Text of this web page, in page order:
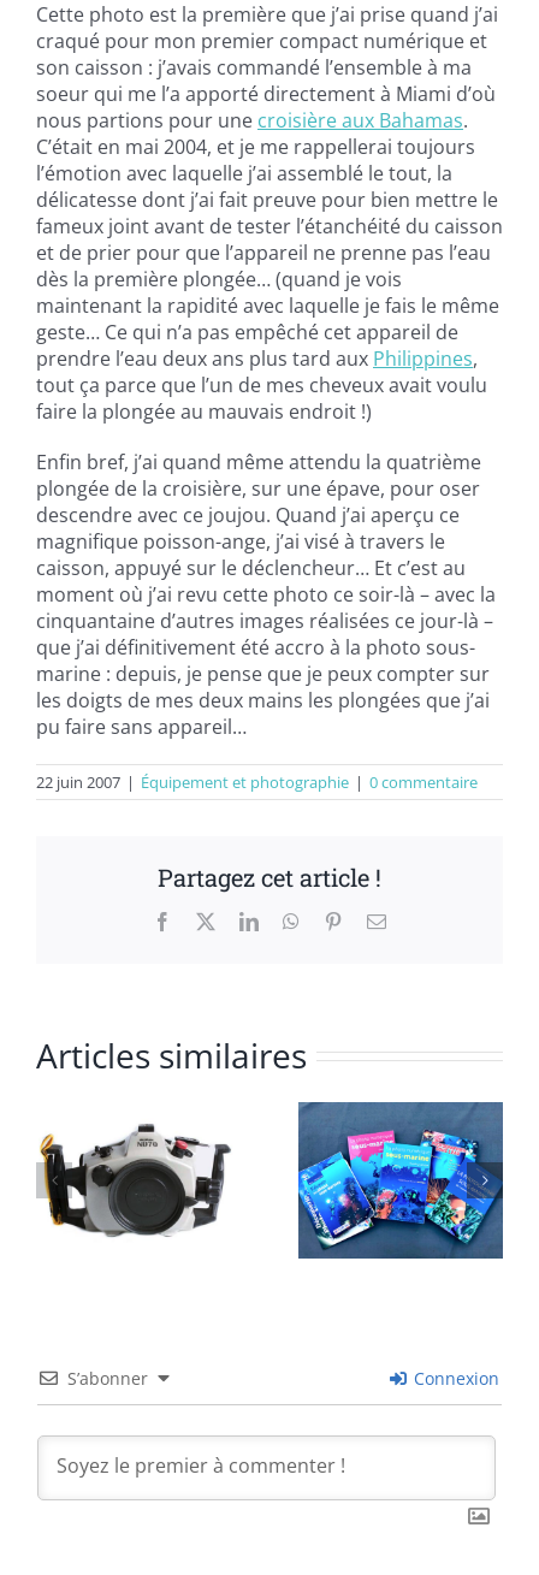
Cette photo est la première que j’ai prise quand j’ai
craqué pour mon premier compact numérique et
son caisson : j’avais commandé l’ensemble à ma
soeur qui me l’a apporté directement à Miami d’où
nous partions pour une croisière aux Bahamas.
C’était en mai 2004, et je me rappellerai toujours
l’émotion avec laquelle j’ai assemblé le tout, la
délicatesse dont j’ai fait preuve pour bien mettre le
fameux joint avant de tester l’étanchéité du caisson
et de prier pour que l’appareil ne prenne pas l’eau
dès la première plongée… (quand je vois
maintenant la rapidité avec laquelle je fais le même
geste… Ce qui n’a pas empêché cet appareil de
prendre l’eau deux ans plus tard aux Philippines,
tout ça parce que l’un de mes cheveux avait voulu
faire la plongée au mauvais endroit !)
Enfin bref, j’ai quand même attendu la quatrième
plongée de la croisière, sur une épave, pour oser
descendre avec ce joujou. Quand j’ai aperçu ce
magnifique poisson-ange, j’ai visé à travers le
caisson, appuyé sur le déclencheur… Et c’est au
moment où j’ai revu cette photo ce soir-là – avec la
cinquantaine d’autres images réalisées ce jour-là –
que j’ai définitivement été accro à la photo sous-
marine : depuis, je pense que je peux compter sur
les doigts de mes deux mains les plongées que j’ai
pu faire sans appareil…
22 juin 2007 | Équipement et photographie | 0 commentaire
Partagez cet article !
Facebook LinkedInWhatsApp
PinterestEmail
Articles similaires
S’abonner Connexion